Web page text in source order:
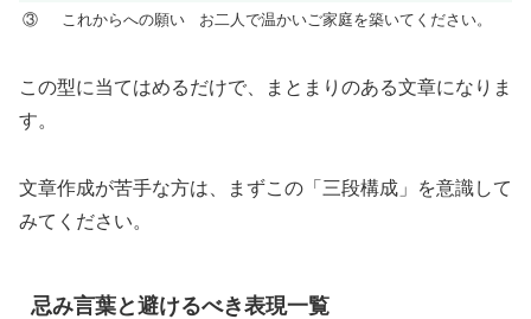
③ これからへの願い お二人で温かいご家庭を築いてください。
この型に当てはめるだけで、まとまりのある文章になりま
す。
文章作成が苦手な方は、まずこの「三段構成」を意識して
みてください。
忌み言葉と避けるべき表現一覧